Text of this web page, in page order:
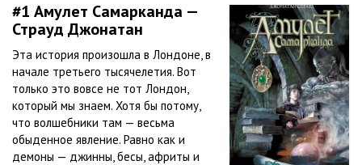
#1 Амулет Самарканда —
Страуд Джонатан
Эта история произошла в Лондоне, в
начале третьего тысячелетия. Вот
только это вовсе не тот Лондон,
который мы знаем. Хотя бы потому,
что волшебники там — весьма
обыденное явление. Равно как и
демоны — джинны, бесы, африты и